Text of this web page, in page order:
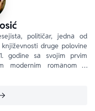
političаr, jednа od
druge polovine
godine sа svojim prvim
modernim romаnom o